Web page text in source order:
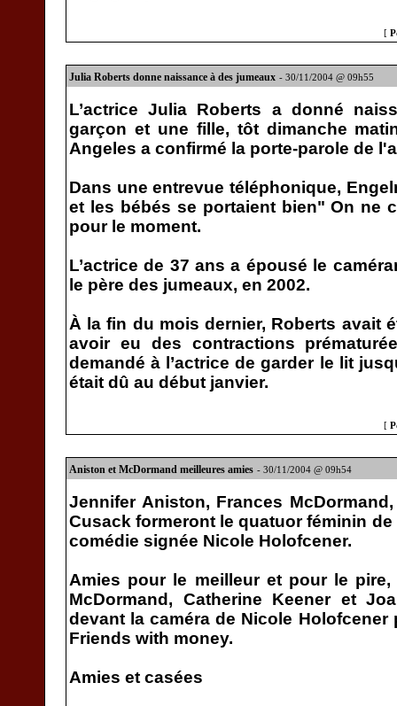
[
Julia Roberts donne naissance à des jumeaux - 30/11/2004 @ 09h55
L’actrice Julia Roberts a donné
garçon et une fille, tôt dimanche
Angeles a confirmé la porte-parole de
Dans une entrevue téléphonique,
et les bébés se portaient bien" On ne
pour le moment.
L’actrice de 37 ans a épousé le
le père des jumeaux, en 2002.
À la fin du mois dernier, Roberts avait
avoir eu des contractions
demandé à l’actrice de garder le lit
était dû au début janvier.
[
Aniston et McDormand meilleures amies - 30/11/2004 @ 09h54
Jennifer Aniston, Frances
Cusack formeront le quatuor féminin
comédie signée Nicole Holofcener.
Amies pour le meilleur et pour le
McDormand, Catherine Keener et
devant la caméra de Nicole
Friends with money.
Amies et casées